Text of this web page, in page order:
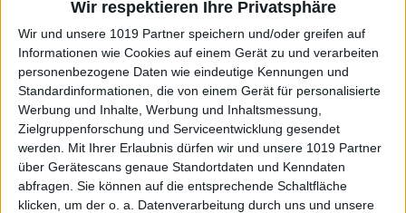
Wir respektieren Ihre Privatsphäre
Wir und unsere 1019 Partner speichern und/oder greifen auf
Informationen wie Cookies auf einem Gerät zu und verarbeiten
personenbezogene Daten wie eindeutige Kennungen und
Standardinformationen, die von einem Gerät für personalisierte
Werbung und Inhalte, Werbung und Inhaltsmessung,
Zielgruppenforschung und Serviceentwicklung gesendet
werden.
Mit Ihrer Erlaubnis dürfen wir und unsere 1019 Partner
über Gerätescans genaue Standortdaten und Kenndaten
abfragen. Sie können auf die entsprechende Schaltfläche
klicken, um der o. a. Datenverarbeitung durch uns und unsere